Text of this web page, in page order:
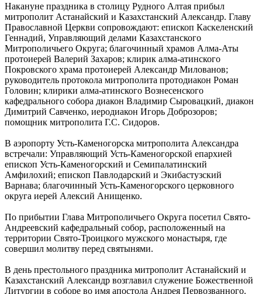
Накануне праздника в столицу Рудного Алтая прибыл
митрополит Астанайский и Казахстанский Александр. Главу
Православной Церкви сопровождают: епископ Каскеленский
Геннадий, Управляющий делами Казахстанского
Митрополичьего Округа; благочинный храмов Алма-Аты
протоиерей Валерий Захаров; клирик алма-атинского
Покровского храма протоиерей Александр Милованов;
руководитель протокола митрополита протодиакон Роман
Головин; клирики алма-атинского Вознесенского
кафедрального собора диакон Владимир Сыровацкий, диакон
Димитрий Савченко, иеродиакон Игорь Доброзоров;
помощник митрополита Г.С. Сидоров.
В аэропорту Усть-Каменогорска митрополита Александра
встречали: Управляющий Усть-Каменогорской епархией
епископ Усть-Каменогорский и Семипалатинский
Амфилохий; епископ Павлодарский и Экибастузский
Варнава; благочинный Усть-Каменогорского церковного
округа иерей Алексий Анищенко.
По прибытии Глава Митрополичьего Округа посетил Свято-
Андреевский кафедральный собор, расположенный на
территории Свято-Троицкого мужского монастыря, где
совершил молитву перед святынями.
В день престольного праздника митрополит Астанайский и
Казахстанский Александр возглавил служение Божественной
Литургии в соборе во имя апостола Андрея Первозванного.